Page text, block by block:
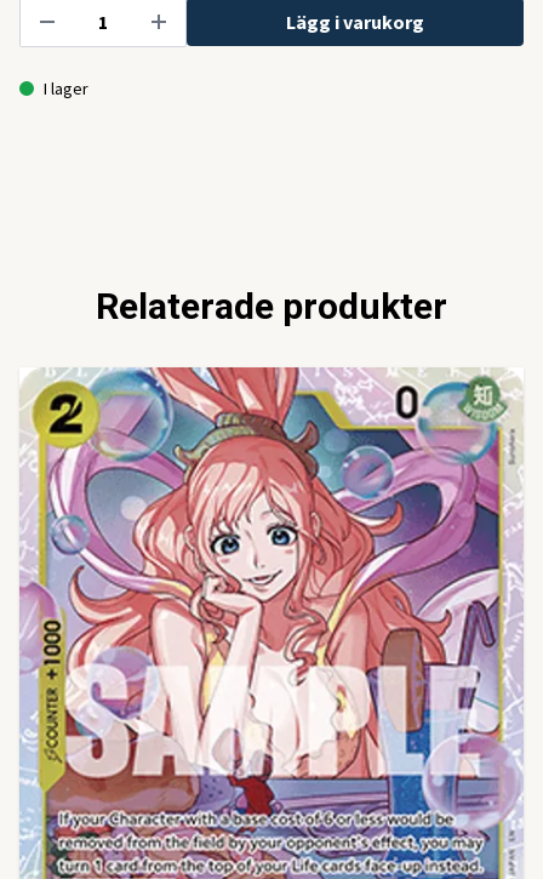
Lägg i varukorg
I lager
Relaterade produkter